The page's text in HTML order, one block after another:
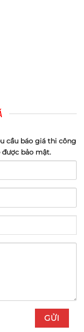
cầu báo giá thi công
được bảo mật.